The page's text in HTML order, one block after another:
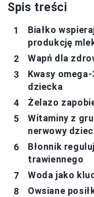
Spis treści
Białko
produkcję
Wapń dla
Kwasy
dziecka
Żelazo
Witaminy z
nerwowy
Błonnik
trawiennego
Woda jako
Owsiane